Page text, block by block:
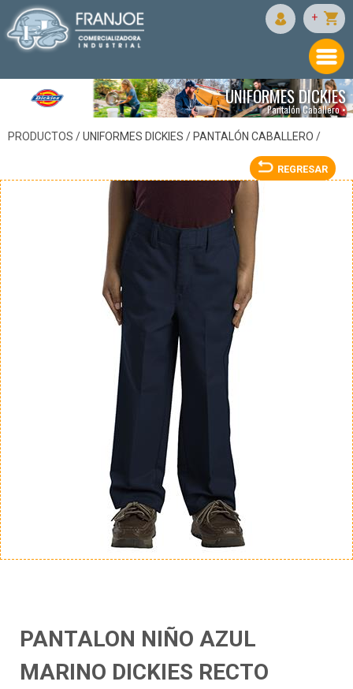
+
UNIFORMES DICKIES
Pantalón Caballero •
PRODUCTOS /UNIFORMES DICKIES / PANTALÓN CABALLERO /
REGRESAR
PANTALON NIÑO AZUL
MARINO DICKIES RECTO